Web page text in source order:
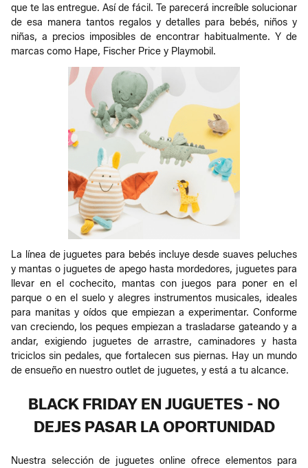
que te las entregue. Así de fácil. Te parecerá increíble solucionar
de esa manera tantos regalos y detalles para bebés, niños y
niñas, a precios imposibles de encontrar habitualmente. Y de
marcas como Hape, Fischer Price y Playmobil.
La línea de juguetes para bebés incluye desde suaves peluches
y mantas o juguetes de apego hasta mordedores, juguetes para
llevar en el cochecito, mantas con juegos para poner en el
parque o en el suelo y alegres instrumentos musicales, ideales
para manitas y oídos que empiezan a experimentar. Conforme
van creciendo, los peques empiezan a trasladarse gateando y a
andar, exigiendo juguetes de arrastre, caminadores y hasta
triciclos sin pedales, que fortalecen sus piernas. Hay un mundo
de ensueño en nuestro outlet de juguetes, y está a tu alcance.
BLACK FRIDAY EN JUGUETES - NO
DEJES PASAR LA OPORTUNIDAD
Nuestra selección de juguetes online ofrece elementos para